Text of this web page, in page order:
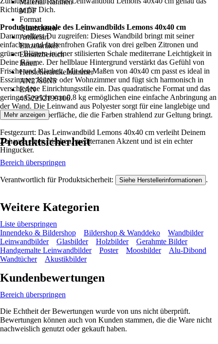
Material Rahmen
MDF
Format
Quadratisch
Artikelart
Einzelartikel
Einsatzbereich
Innen
Herstellerartikelnummer
AN2786N5
EAN
4052252199106
Richtige für Dich.
Produktmerkmale des Leinwandbilds Lemons 40x40 cm
Darum solltest Du zugreifen: Dieses Wandbild bringt mit seiner
einfachen und farbenfrohen Grafik von drei gelben Zitronen und
grünen Blättern in einer stilisierten Schale mediterrane Leichtigkeit in
Deine Räume. Der hellblaue Hintergrund verstärkt das Gefühl von
Frische und Klarheit. Mit den Maßen von 40x40 cm passt es ideal in
Esszimmer, Küche oder Wohnzimmer und fügt sich harmonisch in
verschiedene Einrichtungsstile ein. Das quadratische Format und das
geringe Gewicht von 0,8 kg ermöglichen eine einfache Anbringung an
der Wand. Die Leinwand aus Polyester sorgt für eine langlebige und
pflegeleichte Oberfläche, die die Farben strahlend zur Geltung bringt.
Festgezurrt: Das Leinwandbild Lemons 40x40 cm verleiht Deinem
Zuhause einen frischen, mediterranen Akzent und ist ein echter
Hingucker.
Mehr anzeigen
Produktsicherheit
Bereich überspringen
Verantwortlich für Produktsicherheit: Siehe Herstellerinformationen .
Weitere Kategorien
Liste überspringen
Innendeko & Bildershop
Bildershop & Wanddeko
Wandbilder
Leinwandbilder
Glasbilder Holzbilder
Gerahmte Bilder
Handgemalte Leinwandbilder
Poster Moosbilder
Alu-Dibond
Wandtücher
Akustikbilder
Kundenbewertungen
Bereich überspringen
Die Echtheit der Bewertungen wurde von uns nicht überprüft.
Bewertungen können auch von Kunden stammen, die die Ware nicht
nachweislich genutzt oder gekauft haben.